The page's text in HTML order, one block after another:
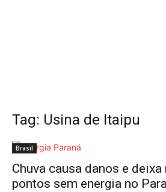
Tag: Usina de Itaipu
Brasil
Chuva causa danos e
pontos sem energia no